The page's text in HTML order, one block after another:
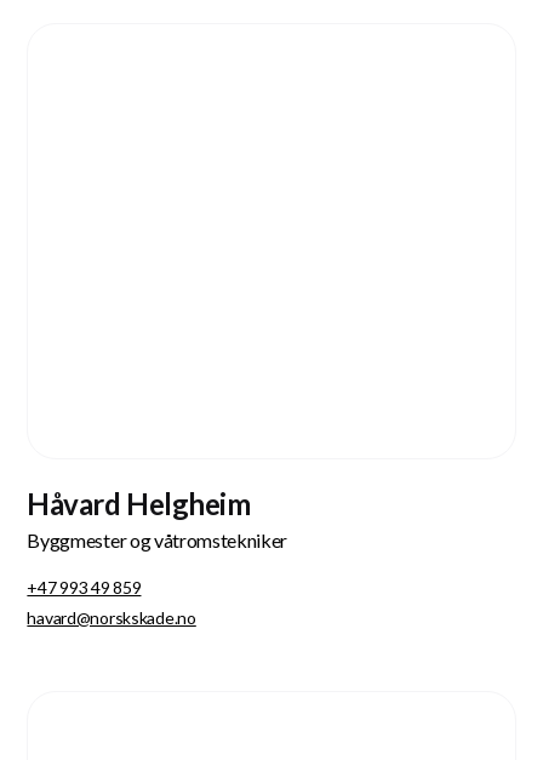
Håvard Helgheim
Byggmester og våtromstekniker
+47 993 49 859
havard@norskskade.no